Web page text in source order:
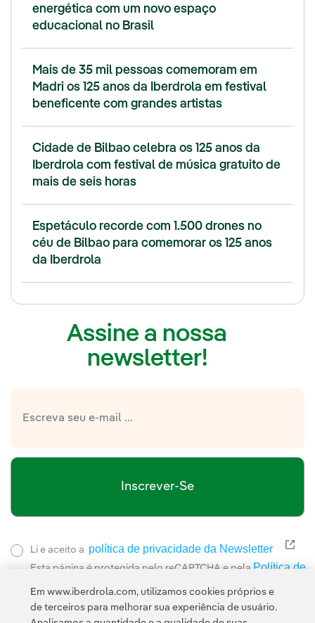
energética com um novo espaço
educacional no Brasil
Mais de 35 mil pessoas comemoram em
Madri os 125 anos da Iberdrola em festival
beneficente com grandes artistas
Cidade de Bilbao celebra os 125 anos da
Iberdrola com festival de música gratuito de
mais de seis horas
Espetáculo recorde com 1.500 drones no
céu de Bilbao para comemorar os 125 anos
da Iberdrola
Assine a nossa
newsletter!
Inscrever-Se
Li e aceito a política de privacidade da Newsletter Link
Esta página é protegida pelo reCAPTCHA e pela Política de
e pela
Em www.iberdrola.com, utilizamos cookies próprios e
de terceiros para melhorar sua experiência de usuário.